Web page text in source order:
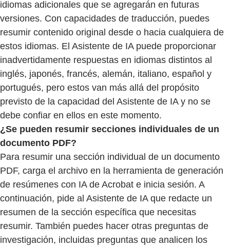
idiomas adicionales que se agregarán en futuras
versiones. Con capacidades de traducción, puedes
resumir contenido original desde o hacia cualquiera de
estos idiomas. El Asistente de IA puede proporcionar
inadvertidamente respuestas en idiomas distintos al
inglés, japonés, francés, alemán, italiano, español y
portugués, pero estos van más allá del propósito
previsto de la capacidad del Asistente de IA y no se
debe confiar en ellos en este momento.
¿Se pueden resumir secciones individuales de un
documento PDF?
Para resumir una sección individual de un documento
PDF, carga el archivo en la herramienta de generación
de resúmenes con IA de Acrobat e inicia sesión. A
continuación, pide al Asistente de IA que redacte un
resumen de la sección específica que necesitas
resumir. También puedes hacer otras preguntas de
investigación, incluidas preguntas que analicen los